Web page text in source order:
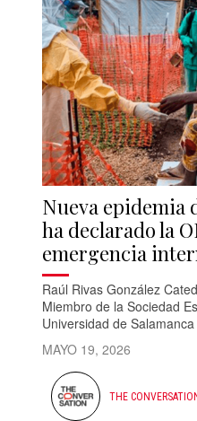
Nueva epidemia
ha declarado la
emergencia
Raúl Rivas González
Miembro de la Sociedad
Universidad de
MAYO 19, 2026
THE